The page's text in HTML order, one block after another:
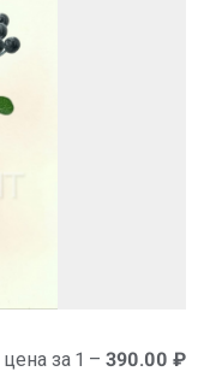
за 1 – 390.00 ₽